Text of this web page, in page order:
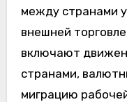
между странами
внешней
включают
странами,
миграцию